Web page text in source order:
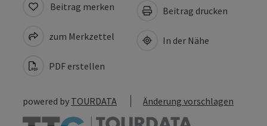
Beitrag merken
zum Merkzettel
PDF erstellen
Beitrag drucken
In der Nähe
powered by TOURDATA Änderung vorschlagen